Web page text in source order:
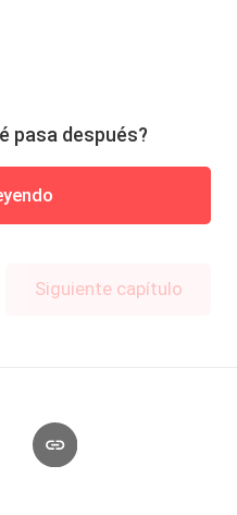
pasa después?
Siguiente capítulo